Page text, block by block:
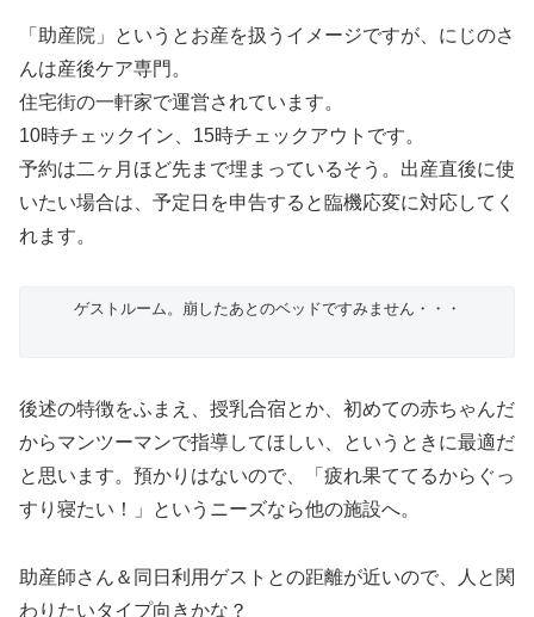
「助産院」というとお産を扱うイメージですが、にじのさ
んは産後ケア専門。
住宅街の一軒家で運営されています。
10時チェックイン、15時チェックアウトです。
予約は二ヶ月ほど先まで埋まっているそう。出産直後に使
いたい場合は、予定日を申告すると臨機応変に対応してく
れます。
ゲストルーム。崩したあとのベッドですみません・・・
後述の特徴をふまえ、授乳合宿とか、初めての赤ちゃんだ
からマンツーマンで指導してほしい、というときに最適だ
と思います。預かりはないので、「疲れ果ててるからぐっ
すり寝たい！」というニーズなら他の施設へ。
助産師さん＆同日利用ゲストとの距離が近いので、人と関
わりたいタイプ向きかな？